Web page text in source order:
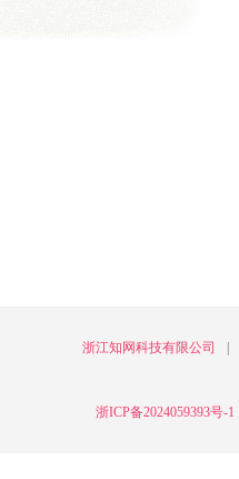
浙江知网科技有限公司
浙ICP备2024059393号-1